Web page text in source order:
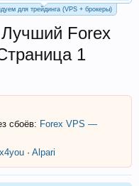
для трейдинга (VPS + брокеры)
Forex
1
сбоёв: Forex VPS —
· Alpari